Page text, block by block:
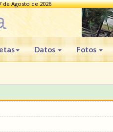
de Agosto de 2026
Datos Fotos